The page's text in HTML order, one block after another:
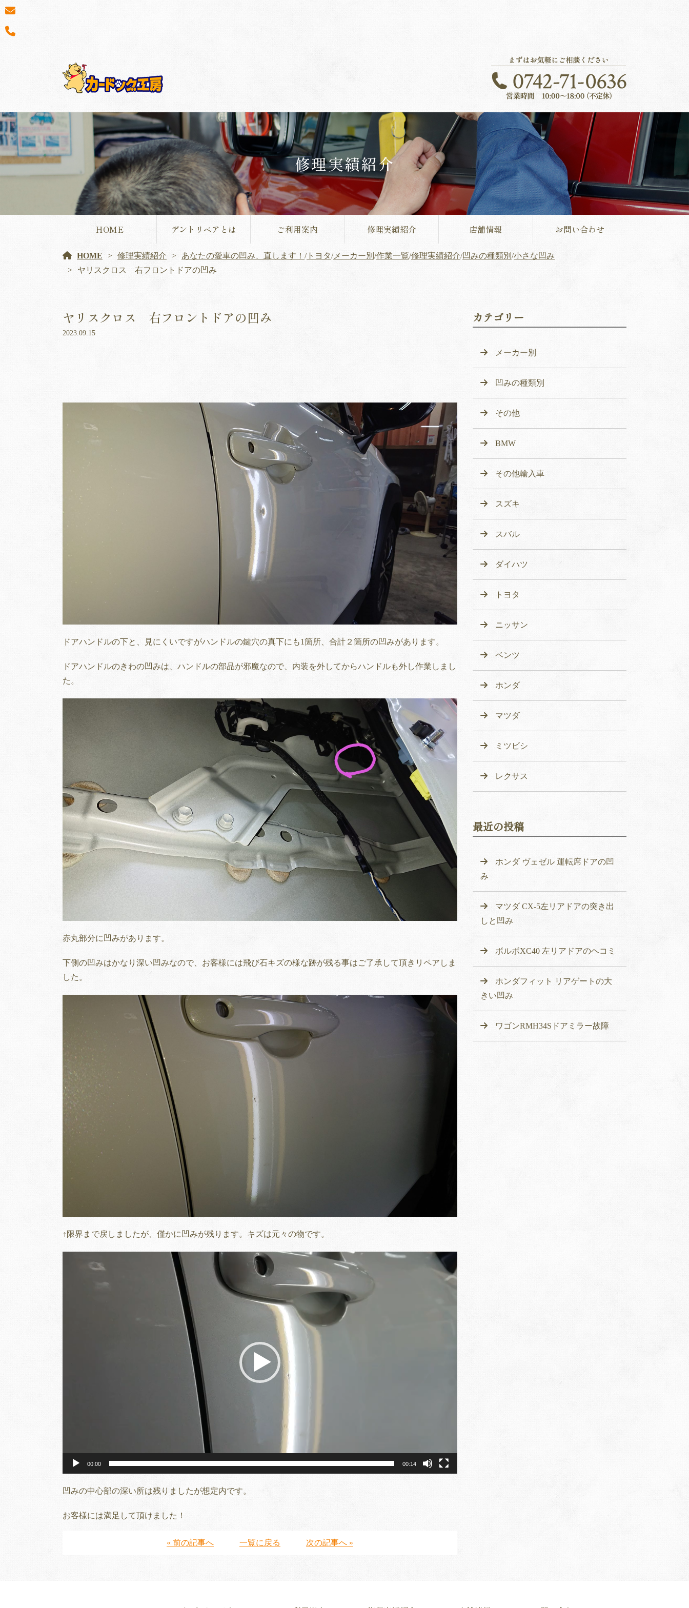
修理実績紹介
HOME デントリペアとは ご利用案内 修理実績紹介 店舗情報 お問い合わせ
HOME 修理実績紹介 あなたの愛車の凹み、直します！ /トヨタ/メーカー別 /作業一覧/修理実績紹介/凹みの種類別 /小さな凹み
ヤリスクロス 右フロントドアの凹み
ヤリスクロス 右フロントドアの凹み
2023.09.15
ドアハンドルの下と、見にくいですがハンドルの鍵穴の真下にも1箇所、合計２箇所の凹みがあります。
ドアハンドルのきわの凹みは、ハンドルの部品が邪魔なので、内装を外してからハンドルも外し作業しまし
た。
赤丸部分に凹みがあります。
下側の凹みはかなり深い凹みなので、お客様には飛び石キズの様な跡が残る事はご了承して頂きリペアしま
した。
↑限界まで戻しましたが、僅かに凹みが残ります。キズは元々の物です。
00:00 00:14
凹みの中心部の深い所は残りましたが想定内です。
お客様には満足して頂けました！
« 前の記事へ 一覧に戻る 次の記事へ »
カテゴリー
メーカー別
凹みの種類別
その他
BMW
その他輸入車
スズキ
スバル
ダイハツ
トヨタ
ニッサン
ベンツ
ホンダ
マツダ
ミツビシ
レクサス
最近の投稿
ホンダ ヴェゼル 運転席ドアの凹
み
マツダ CX-5左リアドアの突き出
しと凹み
ボルボXC40 左リアドアのヘコミ
ホンダフィット リアゲートの大
きい凹み
ワゴンRMH34Sドアミラー故障